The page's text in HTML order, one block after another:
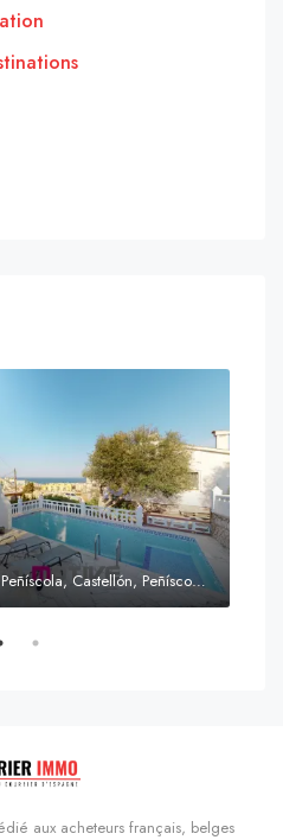
C. Guatemala, 6, 12598 Peñíscola, Castellón, Peñíscola, Communauté valencienne
aux acheteurs français, belges